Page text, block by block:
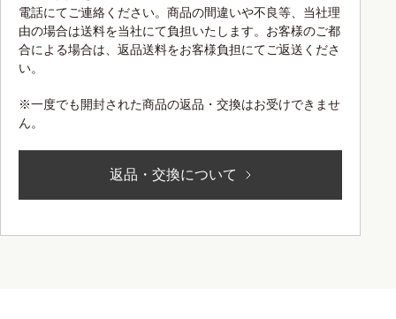
電話にてご連絡ください。商品の間違いや不良等、当社理
由の場合は送料を当社にて負担いたします。お客様のご都
合による場合は、返品送料をお客様負担にてご返送くださ
い。
※一度でも開封された商品の返品・交換はお受けできませ
ん。
返品・交換について